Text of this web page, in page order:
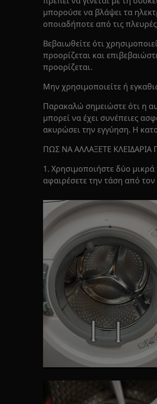
μπορούσε να βλάψει τα
οποιαδήποτε από τις
Βεβαιωθείτε ότι
προορίζεται και
προορίζεται.
Μην χρησιμοποιείτε ή
Παρακαλώ σημειώστε ότι η
μπορεί να έχει συνέπειες
ακυρώσει την εγγύηση. Η
ΠΩΣ ΝΑ ΑΛΛΑΞΕΤΕ
1. Χρησιμοποιήστε δύο
αφαιρέσετε την τάση από